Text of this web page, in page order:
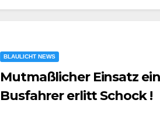
BLAULICHT NEWS
Mutmaßlicher Einsatz
Busfahrer erlitt Schock !